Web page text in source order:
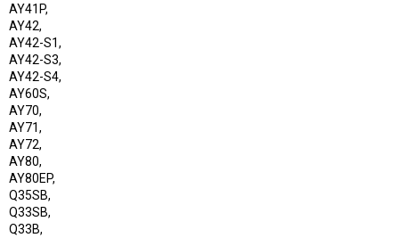
AY41P,
AY42,
AY42-S1,
AY42-S3,
AY42-S4,
AY60S,
AY70,
AY71,
AY72,
AY80,
AY80EP,
Q35SB,
Q33SB,
Q33B,